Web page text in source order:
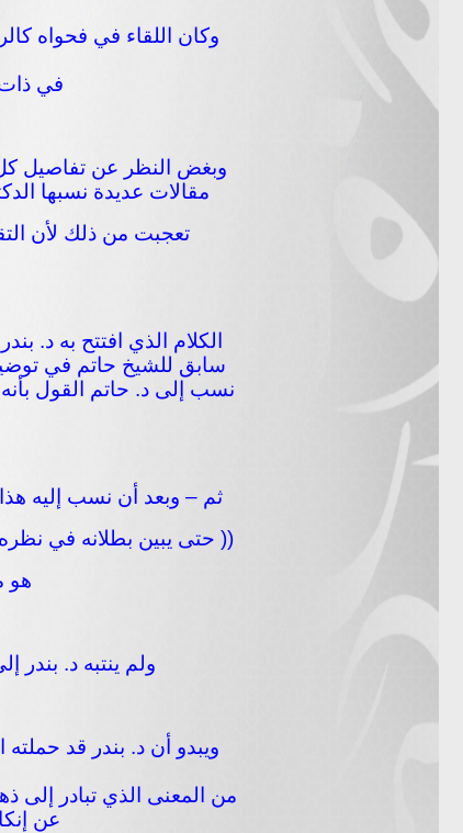
وكان اللقاء في فحواه
في ذات
وبغض النظر عن تفاصيل كل
مقالات عديدة نسبها
تعجبت من ذلك لأن
الكلام الذي افتتح به د.
سابق للشيخ حاتم في
نسب إلى د. حاتم القول
ثم – وبعد أن نسب إليه
(( حتى يبين بطلانه في
هو
ولم ينتبه د. بندر
ويبدو أن د. بندر قد
من المعنى الذي تبادر إلى
عن